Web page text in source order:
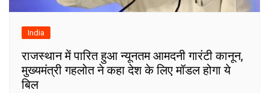
India
राजस्थान में पारित हुआ न्यूनतम आमदनी गारंटी कानून,
मुख्यमंत्री गहलोत ने कहा देश के लिए मॉडल होगा ये
बिल